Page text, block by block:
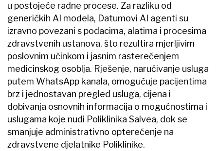
u postojeće radne procese. Za razliku od
generičkih AI modela, Datumovi AI agenti su
izravno povezani s podacima, alatima i procesima
zdravstvenih ustanova, što rezultira mjerljivim
poslovnim učinkom i jasnim rasterećenjem
medicinskog osoblja. Rješenje, naručivanje usluga
putem WhatsApp kanala, omogućuje pacijentima
brz i jednostavan pregled usluga, cijena i
dobivanja osnovnih informacija o mogućnostima i
uslugama koje nudi Poliklinika Salvea, dok se
smanjuje administrativno opterećenje na
zdravstvene djelatnike Poliklinike.